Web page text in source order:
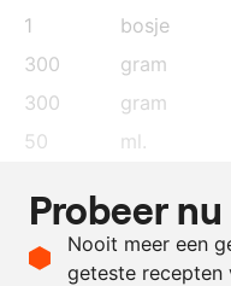
1
bosje
300
gram
300
gram
50
ml.
tenen
100
ml.
Probeer nu
Nooit meer een
geteste recepten